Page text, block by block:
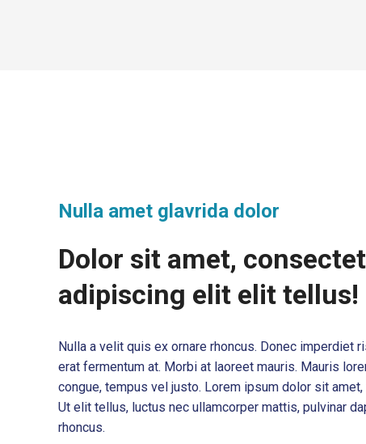
Nulla amet glavrida dolor
Dolor sit amet,
adipiscing elit elit tellus!
Nulla a velit quis ex ornare rhoncus. Donec imperdiet
erat fermentum at. Morbi at laoreet mauris. Mauris
congue, tempus vel justo. Lorem ipsum dolor sit
Ut elit tellus, luctus nec ullamcorper mattis, pulvinar
rhoncus.